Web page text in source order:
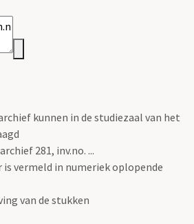
kunnen in de studiezaal van het
281, inv.no. ...
vermeld in numeriek oplopende
van de stukken